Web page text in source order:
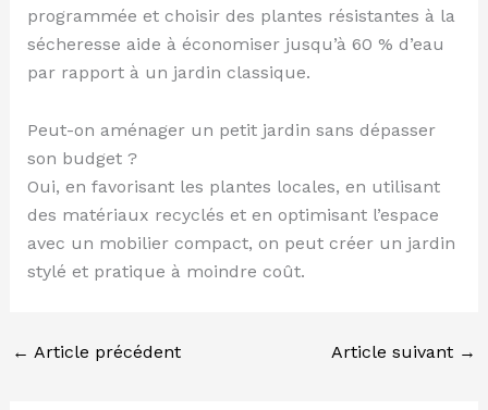
programmée et choisir des plantes résistantes à la
sécheresse aide à économiser jusqu’à 60 % d’eau
par rapport à un jardin classique.
Peut-on aménager un petit jardin sans dépasser
son budget ?
Oui, en favorisant les plantes locales, en utilisant
des matériaux recyclés et en optimisant l’espace
avec un mobilier compact, on peut créer un jardin
stylé et pratique à moindre coût.
← Article précédent Article suivant →